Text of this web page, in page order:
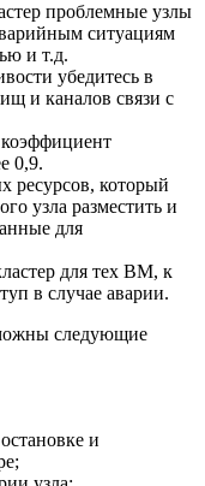
проблемные узлы
ситуациям
и т.д.
убедитесь в
и каналов связи с
коэффициент
0,9.
ресурсов, который
узла разместить и
для
для тех ВМ, к
в случае аварии.
следующие
и